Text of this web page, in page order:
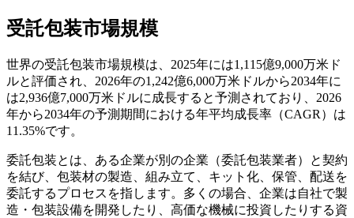
受託包装市場規模
世界の受託包装市場規模は、2025年には1,115億9,000万米ド
ルと評価され、2026年の1,242億6,000万米ドルから2034年に
は2,936億7,000万米ドルに成長すると予測されており、2026
年から2034年の予測期間における年平均成長率（CAGR）は
11.35%です。
委託包装とは、ある企業が別の企業（委託包装業者）と契約
を結び、包装材の製造、組み立て、キット化、保管、配送を
委託するプロセスを指します。多くの場合、企業は自社で製
造・包装設備を開発したり、高価な機械に投資したりする資